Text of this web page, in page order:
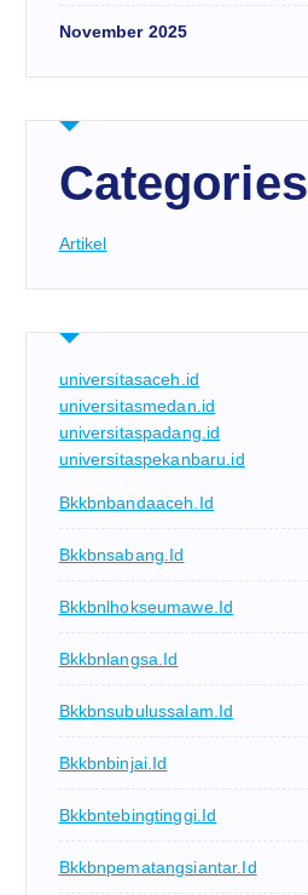
November 2025
Categories
Artikel
universitasaceh.id
universitasmedan.id
universitaspadang.id
universitaspekanbaru.id
Bkkbnbandaaceh.id
Bkkbnsabang.id
Bkkbnlhokseumawe.id
Bkkbnlangsa.id
Bkkbnsubulussalam.id
Bkkbnbinjai.id
Bkkbntebingtinggi.id
Bkkbnpematangsiantar.id